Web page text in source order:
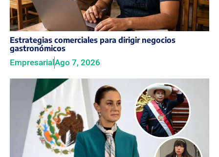
Estrategias comerciales para dirigir negocios
gastronómicos
EmpresarialAgo 7, 2026